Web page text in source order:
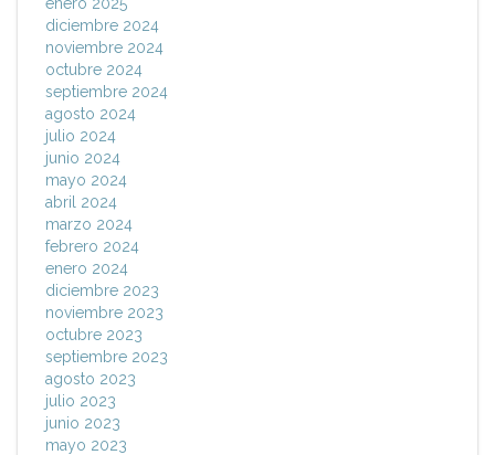
enero 2025
diciembre 2024
noviembre 2024
octubre 2024
septiembre 2024
agosto 2024
julio 2024
junio 2024
mayo 2024
abril 2024
marzo 2024
febrero 2024
enero 2024
diciembre 2023
noviembre 2023
octubre 2023
septiembre 2023
agosto 2023
julio 2023
junio 2023
mayo 2023